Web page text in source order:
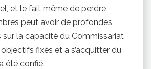
et le fait même de perdre
peut avoir de profondes
la capacité du Commissariat
fixés et à s’acquitter du
été confié.